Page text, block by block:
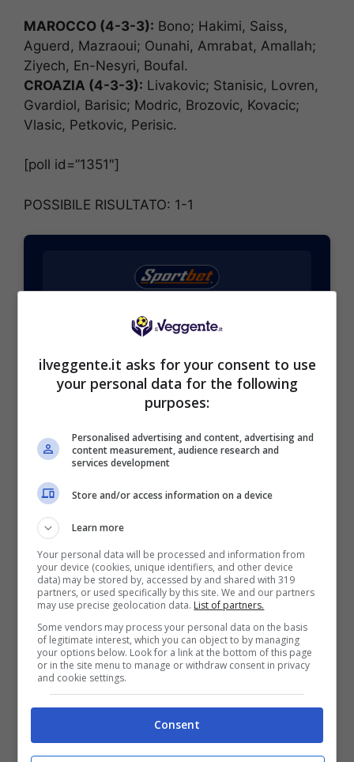
MAROCCO (4-3-3): Bono; Hakimi, Saiss,
Aguerd, Mazraoui; Ounahi, Amrabat, Amallah;
Ziyech, En-Nesyri, Boufal.
CROAZIA (4-3-3): Livakovic; Stanisic, Lovren,
Gvardiol, Barisic; Modric, Brozovic, Kovacic;
Vlasic, Petkovic, Perisic.
[poll id=”1351″]
POSSIBILE RISULTATO: 1-1
BONUS SPORTBET: 100€ SUBITO
Bonus 50€ SENZA deposito + fino a 50€ di
Bonus 50€ senza deposito sport + fino a 50€ di
bonus rimborso sul primo deposito
200€
VERIFICA
BONUS BENVENUTO GOLDBET: 2.050€
Fino a 2050€ sport e casino
Per i nuovi registrati: 100% fino a 2.000€ in Bonus
Scommesse + 50% del primo deposito fino a 50€
2050€
VERIFICA
ilveggente.it asks for your consent to use
your personal data for the following
purposes:
Personalised advertising and content, advertising and
content measurement, audience research and
services development
Store and/or access information on a device
Learn more
Your personal data will be processed and information from
your device (cookies, unique identifiers, and other device
data) may be stored by, accessed by and shared with 319
partners, or used specifically by this site. We and our partners
may use precise geolocation data. List of partners.
Some vendors may process your personal data on the basis
of legitimate interest, which you can object to by managing
your options below. Look for a link at the bottom of this page
or in the site menu to manage or withdraw consent in privacy
and cookie settings.
Consent